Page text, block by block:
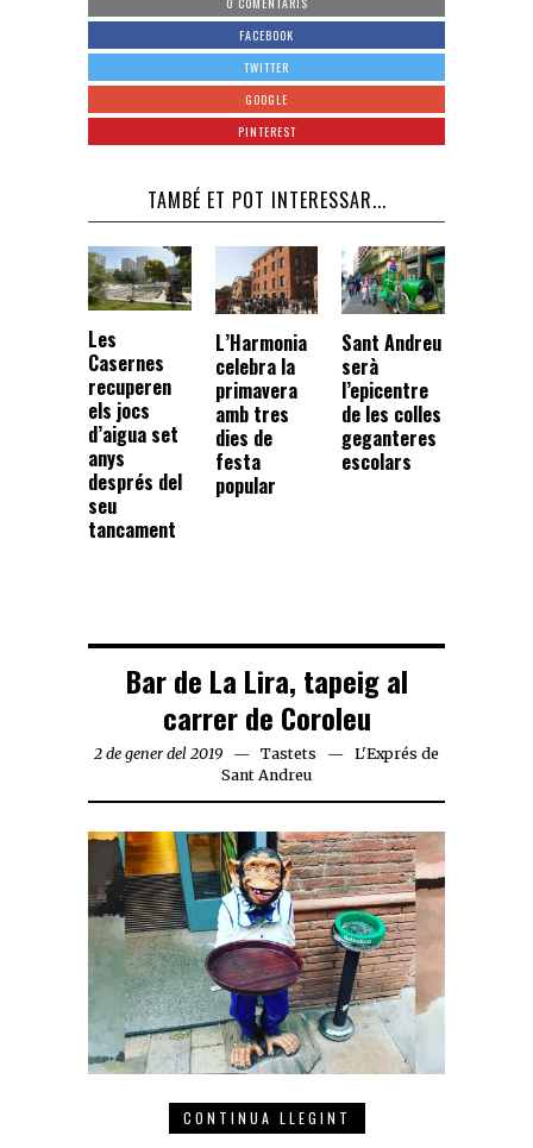
FACEBOOK
TWITTER
GOOGLE
PINTEREST
TAMBÉ ET POT INTERESSAR...
Les
Casernes
recuperen
els jocs
d’aigua set
anys
després del
seu
tancament
L’Harmonia
celebra la
primavera
amb tres
dies de
festa
popular
Sant Andreu
serà
l’epicentre
de les colles
geganteres
escolars
Bar de La Lira, tapeig al
carrer de Coroleu
2 de gener del 2019 Tastets
L'Exprés de
Sant Andreu
CONTINUA LLEGINT